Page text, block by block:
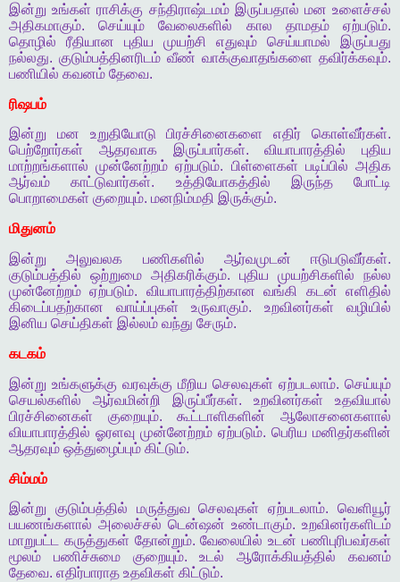
இன்று உங்கள் ராசிக்கு சந்திராஷ்டமம் இருப்பதால் மன உளைச்சல்
அதிகமாகும்.செய்யும் வேலைகளில் கால தாமதம் ஏற்படும்.
தொழில்
ரீதியான புதிய முயற்சி எதுவும் செய்யாமல்
இருப்பது
நல்லது. குடும்பத்தினரிடம் வீண் வாக்குவாதங்களை தவிர்க்கவும்.
பணியில் கவனம் தேவை.
ரிஷபம்
இன்று
மன உறுதியோடு பிரச்சினைகளை எதிர் கொள்வீர்கள்.
பெற்றோர்கள்
ஆதரவாக இருப்பார்கள்.வியாபாரத்தில்
புதிய
மாற்றங்களால் முன்னேற்றம் ஏற்படும். பிள்ளைகள் படிப்பில் அதிக
ஆர்வம்
காட்டுவார்கள். உத்தியோகத்தில் இருந்த
போட்டி
பொறாமைகள் குறையும். மனநிம்மதி இருக்கும்.
மிதுனம்
இன்று
அலுவலக பணிகளில் ஆர்வமுடன் ஈடுபடுவீர்கள்.
குடும்பத்தில்
ஒற்றுமை அதிகரிக்கும். புதிய முயற்சிகளில்
நல்ல
முன்னேற்றம் ஏற்படும். வியாபாரத்திற்கான வங்கி கடன் எளிதில்
கிடைப்பதற்கான
வாய்ப்புகள் உருவாகும். உறவினர்கள்
வழியில்
இனிய செய்திகள் இல்லம் வந்து சேரும்.
கடகம்
இன்று உங்களுக்கு வரவுக்கு மீறிய செலவுகள் ஏற்படலாம். செய்யும்
செயல்களில்
ஆர்வமின்றி இருப்பீர்கள். உறவினர்கள்
உதவியால்
பிரச்சினைகள்
குறையும்.கூட்டாளிகளின்
ஆலோசனைகளால்
வியாபாரத்தில் ஓரளவு முன்னேற்றம் ஏற்படும். பெரிய மனிதர்களின்
ஆதரவும் ஒத்துழைப்பும் கிட்டும்.
சிம்மம்
இன்று
குடும்பத்தில் மருத்துவ செலவுகள் ஏற்படலாம்.வெளியூர்
பயணங்களால் அலைச்சல் டென்ஷன் உண்டாகும். உறவினர்களிடம்
மாறுபட்ட
கருத்துகள் தோன்றும்.வேலையில் உடன் பணிபுரிபவர்கள்
மூலம்
பணிச்சுமை குறையும்.உடல் ஆரோக்கியத்தில்
கவனம்
தேவை. எதிர்பாராத உதவிகள் கிட்டும்.